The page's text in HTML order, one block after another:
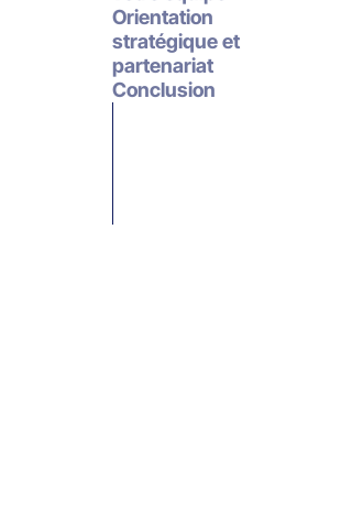
Orientation
stratégique et
partenariat
Conclusion